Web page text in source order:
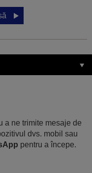
a ne trimite mesaje de
dvs. mobil sau
pentru a începe.